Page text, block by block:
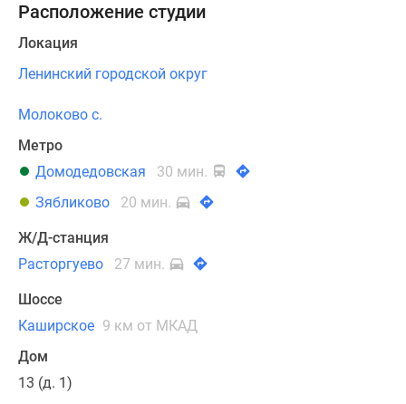
Расположение студии
Локация
Ленинский городской округ
Молоково с.
Метро
Домодедовская
30 мин.
Зябликово
20 мин.
Ж/Д-станция
Расторгуево
27 мин.
Шоссе
Каширское 9 км от МКАД
Дом
13 (д. 1)